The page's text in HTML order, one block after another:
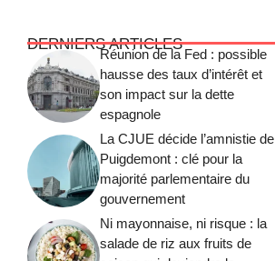
DERNIERS ARTICLES
Réunion de la Fed : possible
hausse des taux d’intérêt et
son impact sur la dette
espagnole
La CJUE décide l’amnistie de
Puigdemont : clé pour la
majorité parlementaire du
gouvernement
Ni mayonnaise, ni risque : la
salade de riz aux fruits de